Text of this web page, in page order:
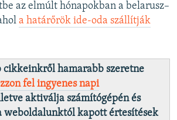
az elmúlt hónapokban a belarusz–
a határőrök ide-oda szállítják
cikkeinkről hamarabb szeretne
fel ingyenes napi
aktiválja számítógépén és
weboldalunktól kapott értesítések